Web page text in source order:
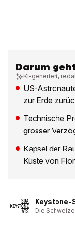
Darum
KI-generiert,
US-
zur Erde
Technische
grosser
Kapsel der
Küste von
Keystone-
Die